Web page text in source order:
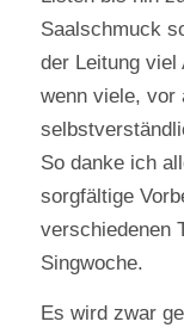
Saalschmuck
der Leitung viel
wenn viele, vor
So danke ich
sorgfältige
verschiedenen
Singwoche.
Es wird zwar